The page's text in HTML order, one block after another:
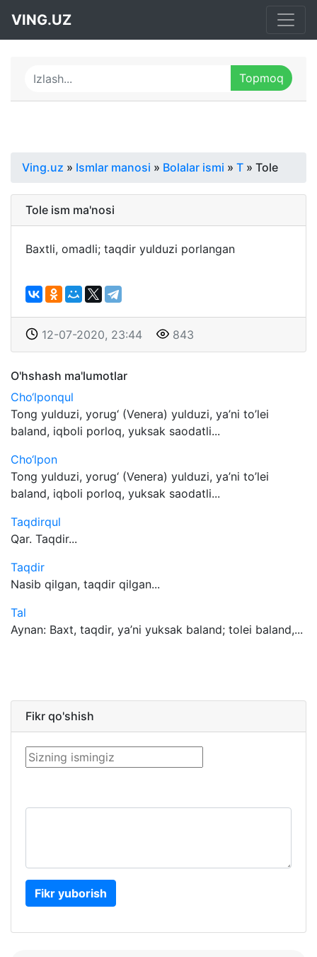
VING.UZ
Ving.uz » Ismlar manosi » Bolalar ismi » T » Tole
Tole ism ma'nosi
Baxtli, omadli; taqdir yulduzi porlangan
12-07-2020, 23:44 843
O'hshash ma'lumotlar
Cho‘lponqul
Tong yulduzi, yorug‘ (Venera) yulduzi, ya’ni to’lei
baland, iqboli porloq, yuksak saodatli...
Cho‘lpon
Tong yulduzi, yorug‘ (Venera) yulduzi, ya’ni to’lei
baland, iqboli porloq, yuksak saodatli...
Taqdirqul
Qar. Taqdir...
Taqdir
Nasib qilgan, taqdir qilgan...
Tal
Aynan: Baxt, taqdir, ya’ni yuksak baland; tolei baland,...
Fikr qo'shish
Fikr yuborish